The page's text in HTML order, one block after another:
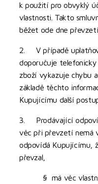
k použití pro obvyklý
vlastnosti. Takto
běžet ode dne
2. V případě
doporučuje
zboží vykazuje chybu
základě těchto
Kupujícímu další
3. Prodávající
věc při převzetí nemá
odpovídá Kupujícímu,
převzal,
§ má věc